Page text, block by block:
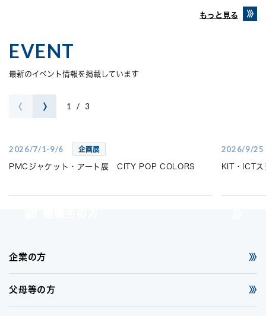
もっと見る
EVENT
最新のイベント情報を掲載しています
1 / 3
2026/7/1-9/6 企画展
PMCジャケット・アート展 CITY POP COLORS
2026/9/25
KIT・ICT
企業の方
父母等の方